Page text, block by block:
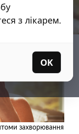
захворювання
з лікарем.
OK